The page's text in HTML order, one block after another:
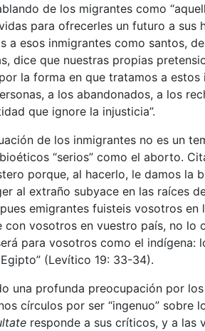
de los migrantes como
para ofrecerles un futuro a sus
a esos inmigrantes como santos,
dice que nuestras propias
la forma en que tratamos a estos
a los abandonados, a los
que ignore la injusticia”.
de los inmigrantes no es un
“serios” como el aborto.
porque, al hacerlo, le damos la
al extraño subyace en las raíces
emigrantes fuisteis vosotros en
con vosotros en vuestro país, no lo
para vosotros como el indígena:
(Levítico 19: 33-34).
una profunda preocupación por
círculos por ser “ingenuo” sobre
responde a sus críticos, y a las